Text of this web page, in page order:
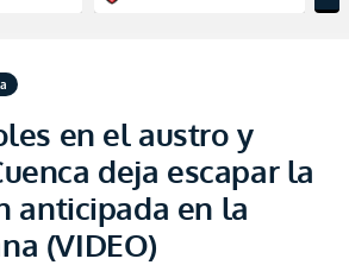
en el austro y
deja escapar la
anticipada en la
(VIDEO)